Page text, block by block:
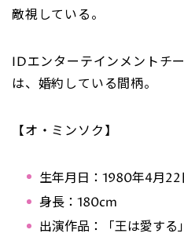
敵視している。
IDエンターテインメントチ
は、婚約している間柄。
【オ・ミンソク】
生年月日：1980年4月22
身長：180cm
出演作品：「王は愛する